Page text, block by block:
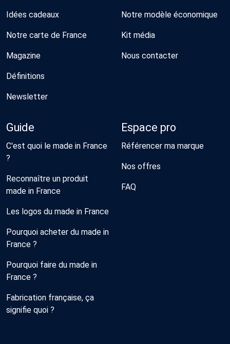
Idées cadeaux
Notre carte de France
Magazine
Définitions
Newsletter
Notre modèle économique
Kit média
Nous contacter
Guide
C'est quoi le made in France
?
Reconnaître un produit
made in France
Les logos du made in France
Pourquoi acheter du made in
France ?
Pourquoi faire du made in
France ?
Fabrication française, ça
signifie quoi ?
Espace pro
Référencer ma marque
Nos offres
FAQ